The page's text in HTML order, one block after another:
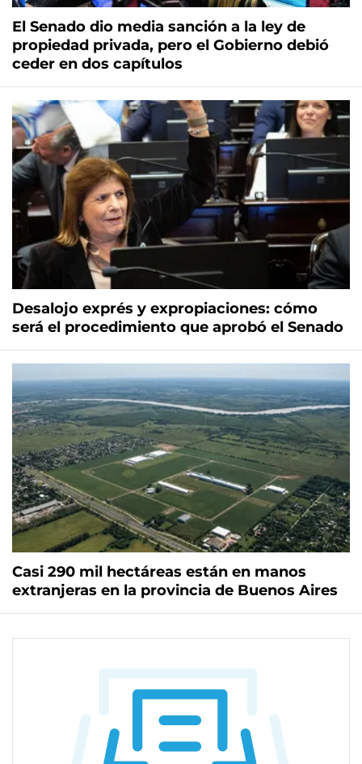
El Senado dio media sanción a la ley de
propiedad privada, pero el Gobierno debió
ceder en dos capítulos
Desalojo exprés y expropiaciones: cómo
será el procedimiento que aprobó el Senado
Casi 290 mil hectáreas están en manos
extranjeras en la provincia de Buenos Aires